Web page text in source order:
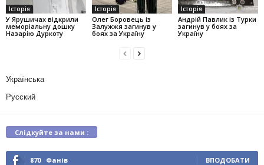
Історія
У Ярушичах відкрили
меморіальну дошку
Назарію Дуркоту
Історія
Олег Боровець із
Залужжя загинув у
боях за Україну
Історія
Андрій Павлик із Турки
загинув у боях за
Україну
Українська
Русский
Слідкуйте за нами :
870 Фанів ВПОДОБАТИ